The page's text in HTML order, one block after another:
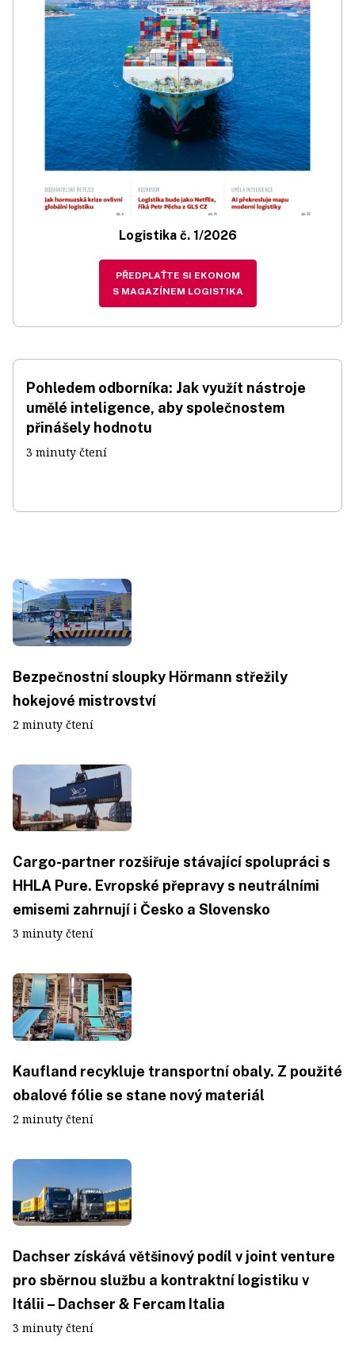
Logistika č. 1/2026
PŘEDPLAŤTE SI EKONOM
S MAGAZÍNEM LOGISTIKA
Pohledem odborníka: Jak využít nástroje
umělé inteligence, aby společnostem
přinášely hodnotu
3 minuty čtení
Bezpečnostní sloupky Hörmann střežily
hokejové mistrovství
2 minuty čtení
Cargo-partner rozšiřuje stávající spolupráci s
HHLA Pure. Evropské přepravy s neutrálními
emisemi zahrnují i Česko a Slovensko
3 minuty čtení
Kaufland recykluje transportní obaly. Z použité
obalové fólie se stane nový materiál
2 minuty čtení
Dachser získává většinový podíl v joint venture
pro sběrnou službu a kontraktní logistiku v
Itálii – Dachser & Fercam Italia
3 minuty čtení